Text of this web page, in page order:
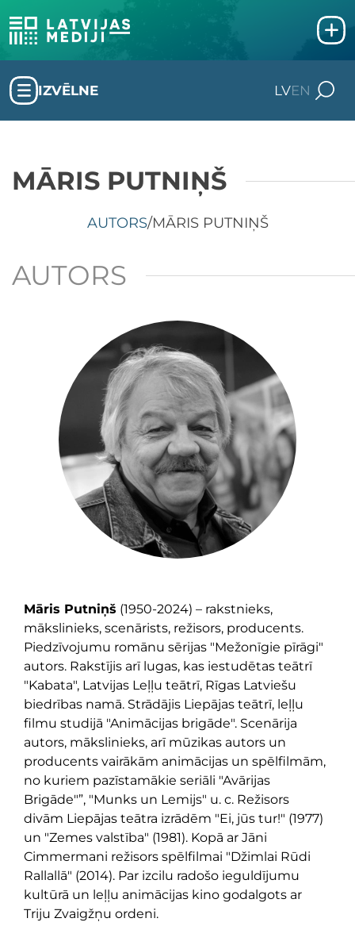
IZVĒLNE LVEN
MĀRIS PUTNIŅŠ
AUTORS/MĀRIS PUTNIŅŠ
AUTORS
Māris Putniņš (1950-2024) – rakstnieks,
mākslinieks, scenārists, režisors, producents.
Piedzīvojumu romānu sērijas "Mežonīgie pīrāgi"
autors. Rakstījis arī lugas, kas iestudētas teātrī
"Kabata", Latvijas Leļļu teātrī, Rīgas Latviešu
biedrības namā. Strādājis Liepājas teātrī, leļļu
filmu studijā "Animācijas brigāde". Scenārija
autors, mākslinieks, arī mūzikas autors un
producents vairākām animācijas un spēlfilmām,
no kuriem pazīstamākie seriāli "Avārijas
Brigāde"”, "Munks un Lemijs" u. c. Režisors
divām Liepājas teātra izrādēm "Ei, jūs tur!" (1977)
un "Zemes valstība" (1981). Kopā ar Jāni
Cimmermani režisors spēlfilmai "Džimlai Rūdi
Rallallā" (2014). Par izcilu radošo ieguldījumu
kultūrā un leļļu animācijas kino godalgots ar
Triju Zvaigžņu ordeni.